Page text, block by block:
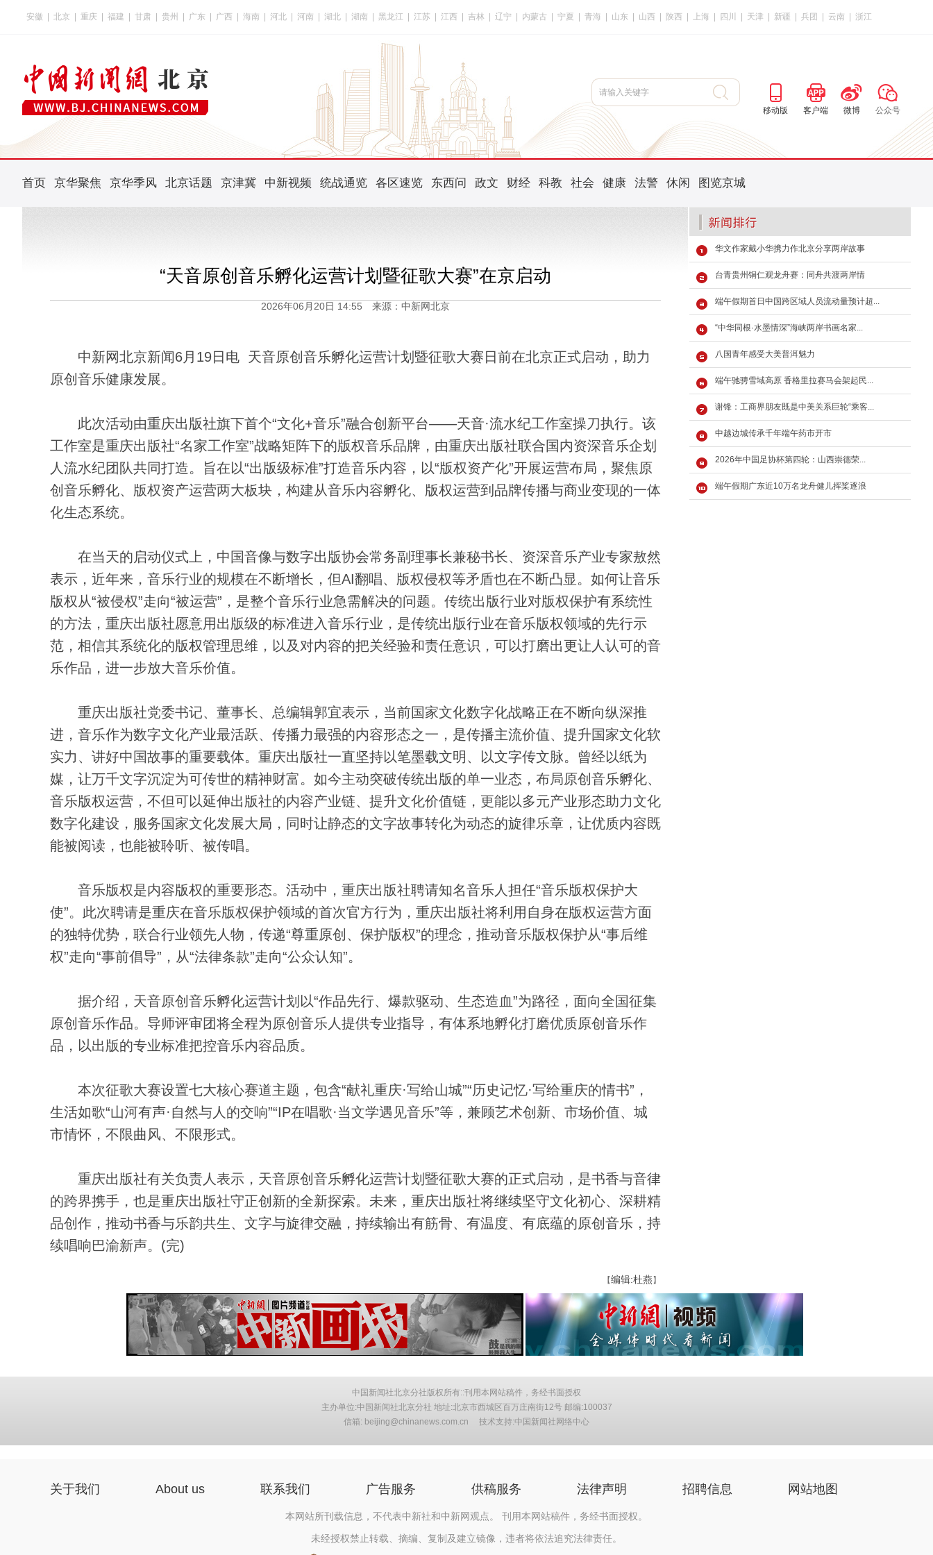
安徽 北京 重庆 福建 甘肃 贵州 广东 广西 海南 河北 河南 湖北 湖南 黑龙江 江苏 江西 吉林 辽宁 内蒙古 宁夏 青海 山东 山西 陕西 上海 四川 天津 新疆 兵团 云南 浙江
移动版 客户端 微博 公众号
首页 京华聚焦 京华季风 北京话题 京津冀 中新视频 统战通览 各区速览 东西问 政文 财经 科教 社会 健康 法警 休闲 图览京城
“天音原创音乐孵化运营计划暨征歌大赛”在京启动
2026年06月20日 14:55 来源：中新网北京
中新网北京新闻6月19日电 天音原创音乐孵化运营计划暨征歌大赛日前在北京正式启动，助力
原创音乐健康发展。
此次活动由重庆出版社旗下首个“文化+音乐”融合创新平台——天音·流水纪工作室操刀执行。该
工作室是重庆出版社“名家工作室”战略矩阵下的版权音乐品牌，由重庆出版社联合国内资深音乐企划
人流水纪团队共同打造。旨在以“出版级标准”打造音乐内容，以“版权资产化”开展运营布局，聚焦原
创音乐孵化、版权资产运营两大板块，构建从音乐内容孵化、版权运营到品牌传播与商业变现的一体
化生态系统。
在当天的启动仪式上，中国音像与数字出版协会常务副理事长兼秘书长、资深音乐产业专家敖然
表示，近年来，音乐行业的规模在不断增长，但AI翻唱、版权侵权等矛盾也在不断凸显。如何让音乐
版权从“被侵权”走向“被运营”，是整个音乐行业急需解决的问题。传统出版行业对版权保护有系统性
的方法，重庆出版社愿意用出版级的标准进入音乐行业，是传统出版行业在音乐版权领域的先行示
范，相信其系统化的版权管理思维，以及对内容的把关经验和责任意识，可以打磨出更让人认可的音
乐作品，进一步放大音乐价值。
重庆出版社党委书记、董事长、总编辑郭宜表示，当前国家文化数字化战略正在不断向纵深推
进，音乐作为数字文化产业最活跃、传播力最强的内容形态之一，是传播主流价值、提升国家文化软
实力、讲好中国故事的重要载体。重庆出版社一直坚持以笔墨载文明、以文字传文脉。曾经以纸为
媒，让万千文字沉淀为可传世的精神财富。如今主动突破传统出版的单一业态，布局原创音乐孵化、
音乐版权运营，不但可以延伸出版社的内容产业链、提升文化价值链，更能以多元产业形态助力文化
数字化建设，服务国家文化发展大局，同时让静态的文字故事转化为动态的旋律乐章，让优质内容既
能被阅读，也能被聆听、被传唱。
音乐版权是内容版权的重要形态。活动中，重庆出版社聘请知名音乐人担任“音乐版权保护大
使”。此次聘请是重庆在音乐版权保护领域的首次官方行为，重庆出版社将利用自身在版权运营方面
的独特优势，联合行业领先人物，传递“尊重原创、保护版权”的理念，推动音乐版权保护从“事后维
权”走向“事前倡导”，从“法律条款”走向“公众认知”。
据介绍，天音原创音乐孵化运营计划以“作品先行、爆款驱动、生态造血”为路径，面向全国征集
原创音乐作品。导师评审团将全程为原创音乐人提供专业指导，有体系地孵化打磨优质原创音乐作
品，以出版的专业标准把控音乐内容品质。
本次征歌大赛设置七大核心赛道主题，包含“献礼重庆·写给山城”“历史记忆·写给重庆的情书”，
生活如歌“山河有声·自然与人的交响”“IP在唱歌·当文学遇见音乐”等，兼顾艺术创新、市场价值、城
市情怀，不限曲风、不限形式。
重庆出版社有关负责人表示，天音原创音乐孵化运营计划暨征歌大赛的正式启动，是书香与音律
的跨界携手，也是重庆出版社守正创新的全新探索。未来，重庆出版社将继续坚守文化初心、深耕精
品创作，推动书香与乐韵共生、文字与旋律交融，持续输出有筋骨、有温度、有底蕴的原创音乐，持
续唱响巴渝新声。(完)
【编辑:杜燕 】
华文作家戴小华携力作北京分享两岸故事
台青贵州铜仁观龙舟赛：同舟共渡两岸情
端午假期首日中国跨区域人员流动量预计超...
“中华同根·水墨情深”海峡两岸书画名家...
八国青年感受大美普洱魅力
端午驰骋雪域高原 香格里拉赛马会架起民...
谢锋：工商界朋友既是中美关系巨轮“乘客...
中越边城传承千年端午药市开市
2026年中国足协杯第四轮：山西崇德荣...
端午假期广东近10万名龙舟健儿挥桨逐浪
中国新闻社北京分社版权所有::刊用本网站稿件，务经书面授权
主办单位:中国新闻社北京分社 地址:北京市西城区百万庄南街12号 邮编:100037
信箱: beijing@chinanews.com.cn 技术支持:中国新闻社网络中心
关于我们 About us 联系我们 广告服务 供稿服务 法律声明 招聘信息 网站地图
本网站所刊载信息，不代表中新社和中新网观点。 刊用本网站稿件，务经书面授权。
未经授权禁止转载、摘编、复制及建立镜像，违者将依法追究法律责任。